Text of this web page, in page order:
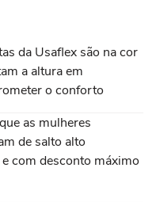
da Usaflex são na cor
a altura em
o conforto
as mulheres
de salto alto
com desconto máximo